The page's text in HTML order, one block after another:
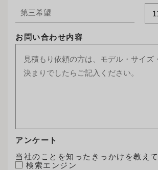
お問い合わせ内容
アンケート
当社のことを知ったきっかけを教えて
検索エンジン